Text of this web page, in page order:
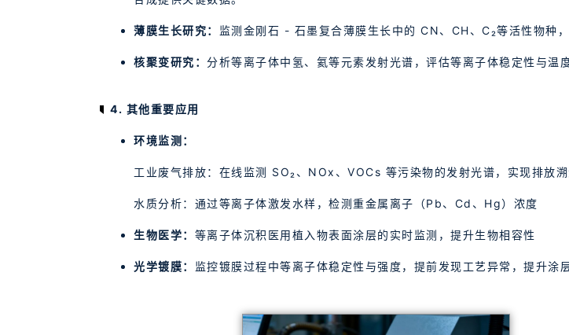
薄膜生长研究： 监测金刚石 - 石墨复合薄膜生长中的 CN、CH、C₂等活性物种，
核聚变研究： 分析等离子体中氢、氦等元素发射光谱，评估等离子体稳定性与温度
4. 其他重要应用
环境监测：
工业废气排放：在线监测 SO₂、NOx、VOCs 等污染物的发射光谱，实现排放
水质分析：通过等离子体激发水样，检测重金属离子（Pb、Cd、Hg）浓度
生物医学： 等离子体沉积医用植入物表面涂层的实时监测，提升生物相容性
光学镀膜： 监控镀膜过程中等离子体稳定性与强度，提前发现工艺异常，提升涂